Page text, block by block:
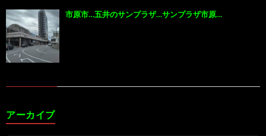
市原市…五井のサンプラザ…サンプラザ市原…
アーカイブ